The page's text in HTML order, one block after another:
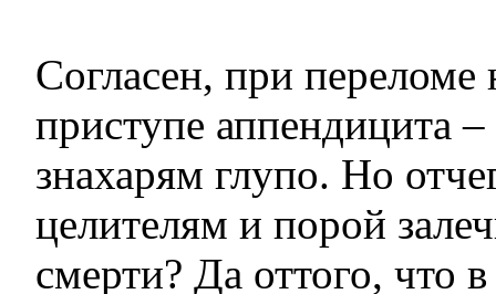
Согласен, при переломе
приступе аппендицита
знахарям глупо. Но
целителям и порой
смерти? Да оттого, что